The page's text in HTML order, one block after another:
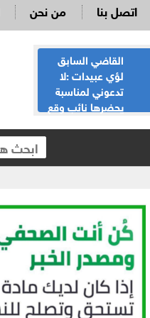
من نحن اتصل بنا
القاضي السابق
لؤي عبيدات :لا
تدعوني لمناسبة
يحضرها نائب وقع